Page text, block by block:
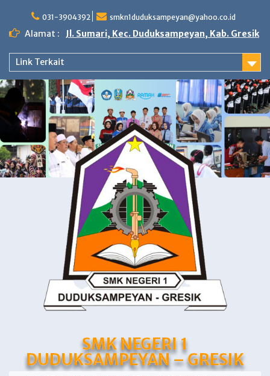
content
031-3904392 smkn1duduksampeyan@yahoo.co.id
Alamat : Jl. Sumari, Kec. Duduksampeyan, Kab. Gresik
Link Terkait
SMK NEGERI 1
DUDUKSAMPEYAN – GRESIK